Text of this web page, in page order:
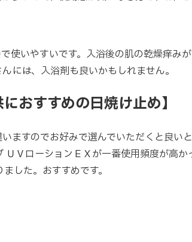
使いやすいです。入浴後の肌の乾燥痒みが
には、入浴剤も良いかもしれません。
おすすめの日焼け止め】
ますのでお好みで選んでいただくと良い
ＵＶローションＥＸが一番使用頻度が高か
した。おすすめです。